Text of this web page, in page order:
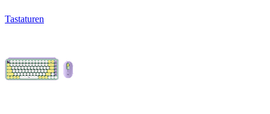
Tastaturen